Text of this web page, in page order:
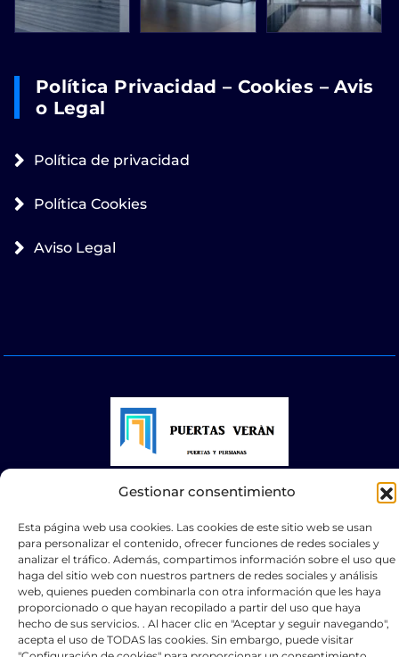
Gestionar consentimiento
Esta página web usa cookies. Las cookies de este sitio web se usan
para personalizar el contenido, ofrecer funciones de redes sociales y
analizar el tráfico. Además, compartimos información sobre el uso que
haga del sitio web con nuestros partners de redes sociales y análisis
web, quienes pueden combinarla con otra información que les haya
proporcionado o que hayan recopilado a partir del uso que haya
hecho de sus servicios. . Al hacer clic en "Aceptar y seguir navegando",
acepta el uso de TODAS las cookies. Sin embargo, puede visitar
Política Privacidad – Cookies – Avis
O Legal
Política de privacidad
Política Cookies
Aviso Legal
© 2025 Puertas Automáticas Zaragoza | Todos los
Optimized by Seraphinite Accelerator
Turns on site high speed to be attractive for people and search engines.